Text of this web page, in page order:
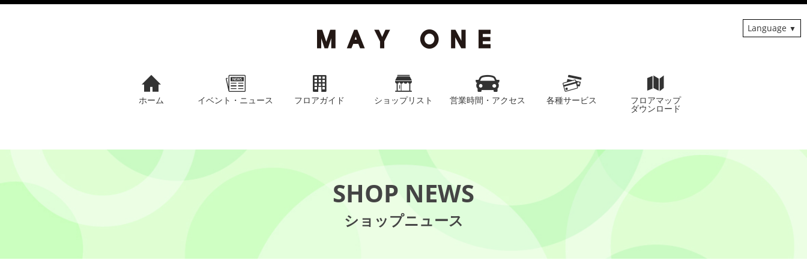
ホーム イベント・ニュース フロアガイド ショップリスト 営業時間・アクセス 各種サービス フロアマップ
ダウンロード
Language
SHOP NEWS